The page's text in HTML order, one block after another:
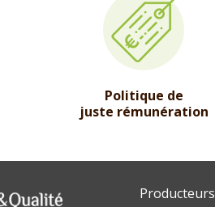
Politique de
juste rémunération
Producteurs